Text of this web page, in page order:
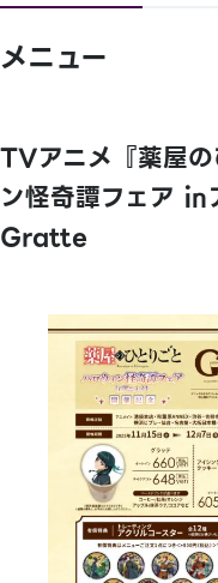
メニュー
TVアニメ『薬屋
ン怪奇譚フェア
Gratte